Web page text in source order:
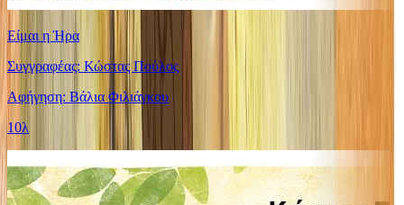
Είμαι η Ήρα
Συγγραφέας: Κώστας Πούλος
Αφήγηση: Βάλια Φιλιάγκου
10λ